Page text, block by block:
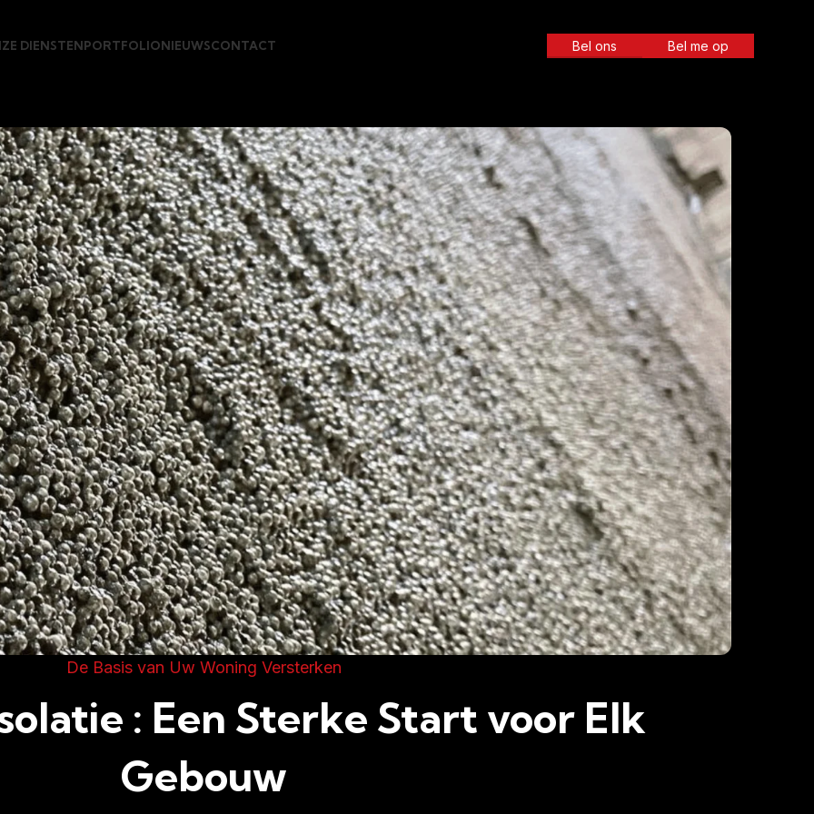
DIENSTENPORTFOLIONIEUWSCONTACT Bel ons Bel me op
De Basis van Uw Woning Versterken
: Een Sterke Start voor Elk
Gebouw